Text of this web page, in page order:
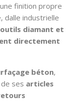
finition propre
dalle industrielle
diamant et
directement
béton,
ses articles